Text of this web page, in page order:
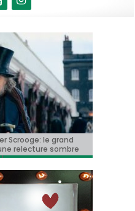
et Adéola Hawna,
».
Scrooge: le grand
relecture sombre
belge!
maudit de
de sortie !
» d’Emmanuel